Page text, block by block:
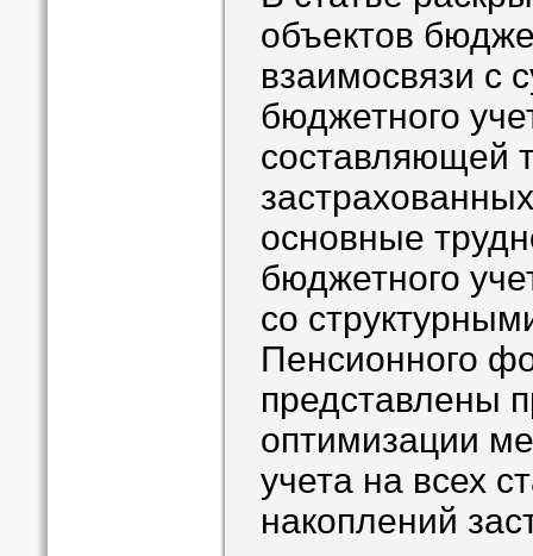
объектов
взаимосвязи с
бюджетного
составляющей
основные
бюджетного
со
Пенсионного
представлены
оптимизации
учета на всех
накоплений